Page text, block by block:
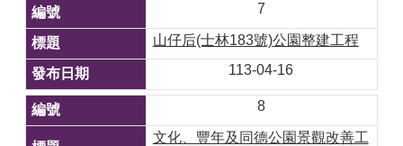
7
山仔后(士林183號)公園整建工程
113-04-16
8
文化、豐年及同德公園景觀改善工